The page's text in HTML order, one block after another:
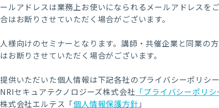
ルアドレスは業務上お使いになられるメールアドレスを
はお断りさせていただく場合がございます。
様向けのセミナーとなります。講師・共催企業と同業の
お断りさせていただく場合がございます。
供いただいた個人情報は下記各社のプライバシーポリシ
NRIセキュアテクノロジーズ株式会社 「プライバシーポリシ
株式会社エルテス「個人情報保護方針 」